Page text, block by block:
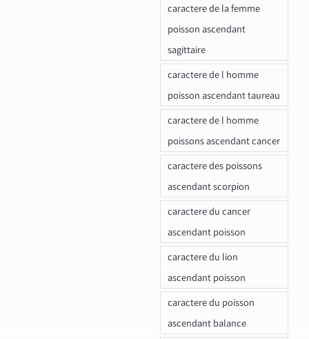
caractere de la femme
poisson ascendant
sagittaire
caractere de l homme
poisson ascendant taureau
caractere de l homme
poissons ascendant cancer
caractere des poissons
ascendant scorpion
caractere du cancer
ascendant poisson
caractere du lion
ascendant poisson
caractere du poisson
ascendant balance